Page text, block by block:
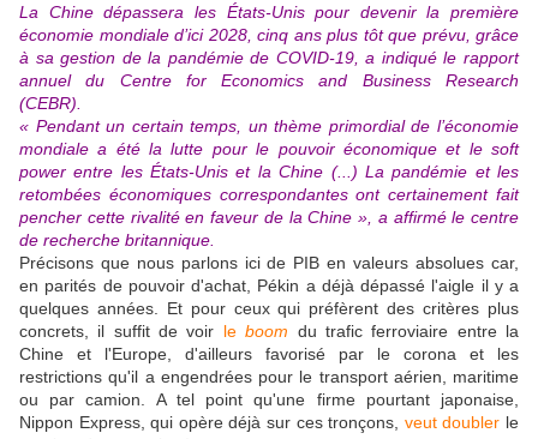
La Chine dépassera les États-Unis pour devenir la première
économie mondiale d’ici 2028, cinq ans plus tôt que prévu, grâce
à sa gestion de la pandémie de COVID-19, a indiqué le rapport
annuel du Centre for Economics and Business Research
(CEBR).
« Pendant un certain temps, un thème primordial de l’économie
mondiale a été la lutte pour le pouvoir économique et le soft
power entre les États-Unis et la Chine (...) La pandémie et les
retombées économiques correspondantes ont certainement fait
pencher cette rivalité en faveur de la Chine », a affirmé le centre
de recherche britannique.
Précisons que nous parlons ici de PIB en valeurs absolues car,
en parités de pouvoir d'achat, Pékin a déjà dépassé l'aigle il y a
quelques années. Et pour ceux qui préfèrent des critères plus
concrets, il suffit de voir leboom du trafic ferroviaire entre la
Chine et l'Europe, d'ailleurs favorisé par le corona et les
restrictions qu'il a engendrées pour le transport aérien, maritime
ou par camion. A tel point qu'une firme pourtant japonaise,
Nippon Express, qui opère déjà sur ces tronçons, veut doubler le